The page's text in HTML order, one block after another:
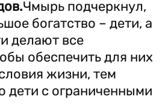
Чмырь подчеркнул,
богатство – дети, а
делают все
обеспечить для них
жизни, тем
дети с ограниченными